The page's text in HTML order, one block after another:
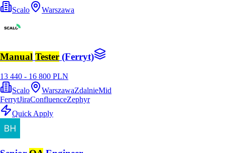
Scalo
Warszawa
Manual Tester (Ferryt)
13 440 - 16 800 PLN
Scalo
WarszawaZdalnieMid
FerrytJiraConfluenceZephyr
Quick Apply